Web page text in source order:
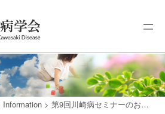
Information > 第9回川崎病セミナーのおしらせ